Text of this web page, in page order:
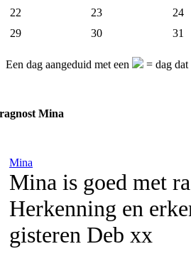
22
23
24
29
30 31
Een dag aangeduid met een = dag dat
Mina
Mina
Mina is goed met
Herkenning en
gisteren Deb xx